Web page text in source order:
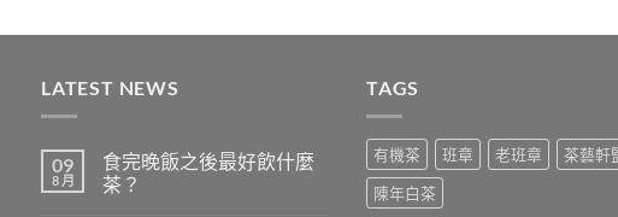
LATEST NEWS
09
8 月
食完晚飯之後最好飲什麼
茶？
TAGS
有機茶 班章 老班章
茶藝軒
陳年白茶